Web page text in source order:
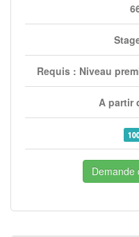
Requis : Niveau
A partir
Demande